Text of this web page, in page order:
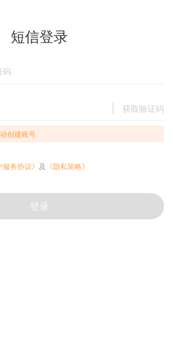
短信登录
获取验证码
创建账号
服务协议》 及 《隐私策略》
登录